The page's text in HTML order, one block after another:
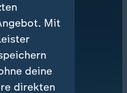
Mit
deine
direkten